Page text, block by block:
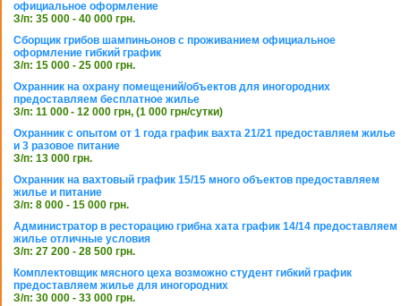
официальное оформление
З/п: 35 000 - 40 000 грн.
Сборщик грибов шампиньонов с проживанием официальное
оформление гибкий график
З/п: 15 000 - 25 000 грн.
Охранник на охрану помещений/объектов для иногородних
предоставляем бесплатное жилье
З/п: 11 000 - 12 000 грн, (1 000 грн/сутки)
Охранник с опытом от 1 года график вахта 21/21 предоставляем жилье
и 3 разовое питание
З/п: 13 000 грн.
Охранник на вахтовый график 15/15 много объектов предоставляем
жилье и питание
З/п: 8 000 - 15 000 грн.
Администратор в ресторацию грибна хата график 14/14 предоставляем
жилье отличные условия
З/п: 27 200 - 28 500 грн.
Комплектовщик мясного цеха возможно студент гибкий график
предоставляем жилье для иногородних
З/п: 30 000 - 33 000 грн.